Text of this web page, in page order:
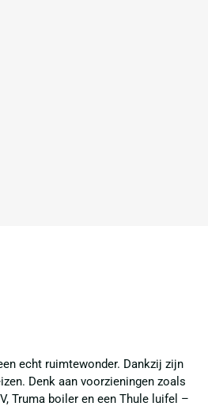
echt ruimtewonder. Dankzij zijn
Denk aan voorzieningen zoals
Truma boiler en een Thule luifel –